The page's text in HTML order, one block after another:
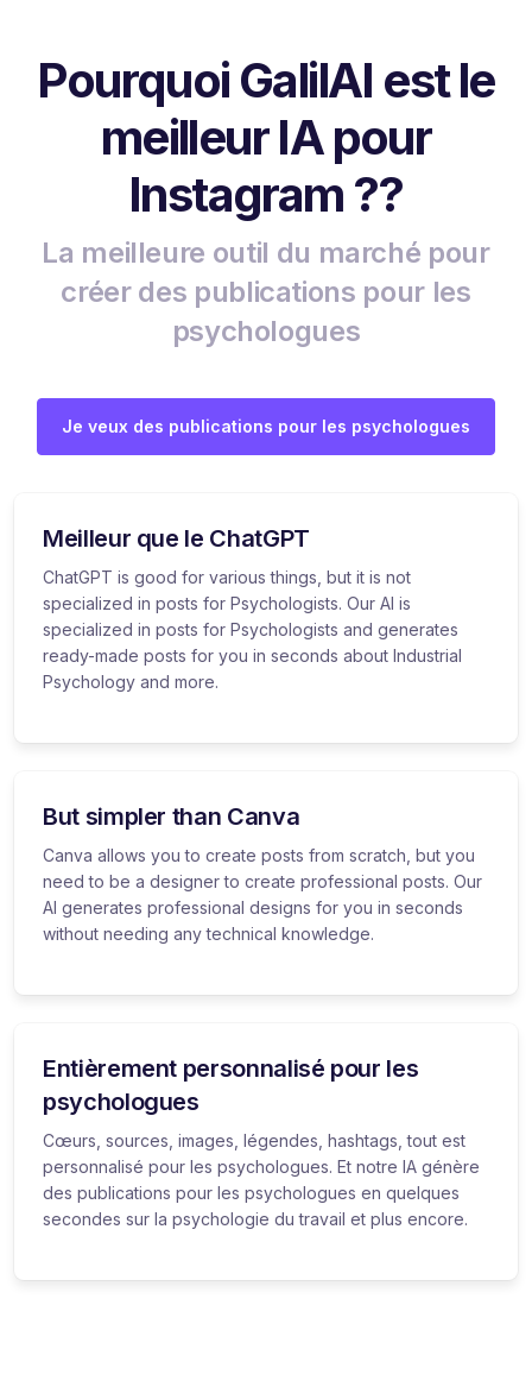
Pourquoi GalilAI est le
meilleur IA pour
Instagram ??
La meilleure outil du marché pour
créer des publications pour les
psychologues
Je veux des publications pour les psychologues
Meilleur que le ChatGPT
ChatGPT is good for various things, but it is not
specialized in posts for Psychologists. Our AI is
specialized in posts for Psychologists and generates
ready-made posts for you in seconds about Industrial
Psychology and more.
But simpler than Canva
Canva allows you to create posts from scratch, but you
need to be a designer to create professional posts. Our
AI generates professional designs for you in seconds
without needing any technical knowledge.
Entièrement personnalisé pour les
psychologues
Cœurs, sources, images, légendes, hashtags, tout est
personnalisé pour les psychologues. Et notre IA génère
des publications pour les psychologues en quelques
secondes sur la psychologie du travail et plus encore.